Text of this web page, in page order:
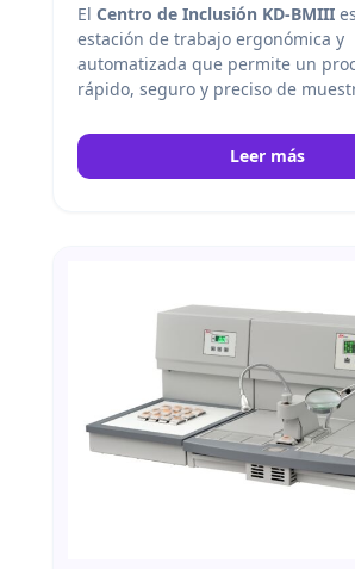
El Centro de Inclusión KD-BMIII
estación de trabajo ergonómica y
automatizada que permite un
rápido, seguro y preciso de
uniforme y flujo de cera de gran
Kedee
Leer más